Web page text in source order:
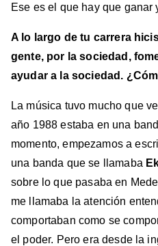
Ese es el que hay que ganar
A lo largo de tu carrera
gente, por la sociedad,
ayudar a la sociedad.
La música tuvo mucho que
año 1988 estaba en una
momento, empezamos a
una banda que se llamaba
sobre lo que pasaba en
me llamaba la atención
comportaban como se
el poder. Pero era desde la